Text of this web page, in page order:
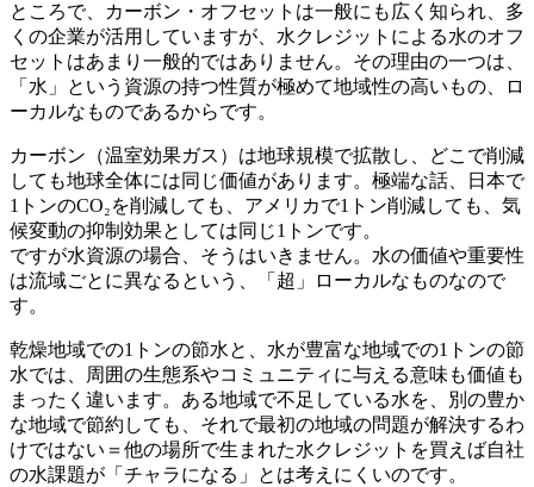
ところで、カーボン・オフセットは一般にも広く知られ、多
くの企業が活用していますが、水クレジットによる水のオフ
セットはあまり一般的ではありません。その理由の一つは、
「水」という資源の持つ性質が極めて地域性の高いもの、ロ
ーカルなものであるからです。
カーボン（温室効果ガス）は地球規模で拡散し、どこで削減
しても地球全体には同じ価値があります。極端な話、日本で
1トンのCO₂を削減しても、アメリカで1トン削減しても、気
候変動の抑制効果としては同じ1トンです。
ですが水資源の場合、そうはいきません。水の価値や重要性
は流域ごとに異なるという、「超」ローカルなものなので
す。
乾燥地域での1トンの節水と、水が豊富な地域での1トンの節
水では、周囲の生態系やコミュニティに与える意味も価値も
まったく違います。ある地域で不足している水を、別の豊か
な地域で節約しても、それで最初の地域の問題が解決するわ
けではない＝他の場所で生まれた水クレジットを買えば自社
の水課題が「チャラになる」とは考えにくいのです。